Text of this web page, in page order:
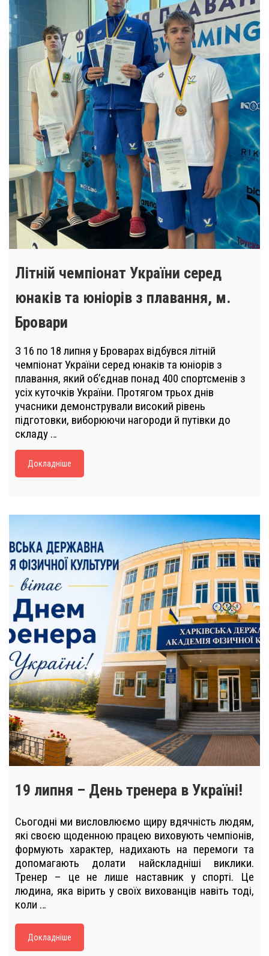
Літній чемпіонат України серед
юнаків та юніорів з плавання, м.
Бровари
З 16 по 18 липня у Броварах відбувся літній
чемпіонат України серед юнаків та юніорів з
плавання, який об’єднав понад 400 спортсменів з
усіх куточків України. Протягом трьох днів
учасники демонстрували високий рівень
підготовки, виборюючи нагороди й путівки до
складу …
Докладніше
19 липня – День тренера в Україні!
Сьогодні ми висловлюємо щиру вдячність людям,
які своєю щоденною працею виховують чемпіонів,
формують характер, надихають на перемоги та
допомагають долати найскладніші виклики.
Тренер – це не лише наставник у спорті. Це
людина, яка вірить у своїх вихованців навіть тоді,
коли …
Докладніше